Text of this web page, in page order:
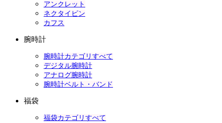
アンクレット
ネクタイピン
カフス
腕時計
腕時計カテゴリすべて
デジタル腕時計
アナログ腕時計
腕時計ベルト・バンド
福袋
福袋カテゴリすべて